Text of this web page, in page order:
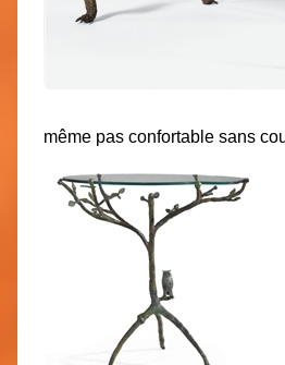
même pas confortable sans